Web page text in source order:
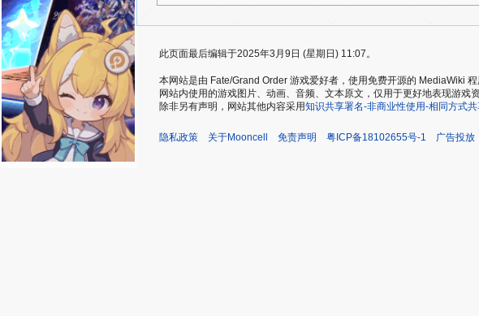
此页面最后编辑于2025年3月9日 (星期日) 11:07。
本网站是由 Fate/Grand Order 游戏爱好者，使用免费开源的 MediaWiki
网站内使用的游戏图片、动画、音频、文本原文，仅用于更好地表现游戏
除非另有声明，网站其他内容采用知识共享署名-非商业性使用-相同方式
隐私政策 关于Mooncell 免责声明 粤ICP备18102655号-1 广告投放